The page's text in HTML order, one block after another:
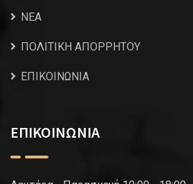
NEA
ΠΟΛΙΤΙΚΗ ΑΠΟΡΡΗΤΟΥ
ΕΠΙΚΟΙΝΩΝΙΑ
ΕΠΙΚΟΙΝΩΝΙΑ